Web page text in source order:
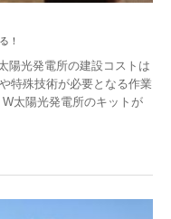
！
陽光発電所の建設コストは
特殊技術が必要となる作業
太陽光発電所のキットが